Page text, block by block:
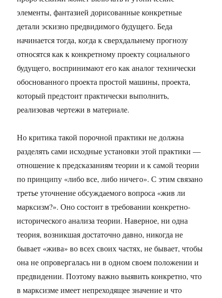
элементы, фантазией дорисованные конкретные
детали эскизно предвидимого будущего. Беда
начинается тогда, когда к сверхдальнему прогнозу
относятся как к конкретному проекту социального
будущего, воспринимают его как аналог технически
обоснованного проекта простой машины, проекта,
который предстоит практически выполнить,
реализовав чертежи в материале.
Но критика такой порочной практики не должна
разделять сами исходные установки этой практики —
отношение к предсказаниям теории и к самой теории
по принципу «либо все, либо ничего». С этим связано
третье уточнение обсуждаемого вопроса «жив ли
марксизм?». Оно состоит в требовании конкретно-
исторического анализа теории. Наверное, ни одна
теория, возникшая достаточно давно, никогда не
бывает «жива» во всех своих частях, не бывает, чтобы
она не опровергалась ни в одном своем положении и
предвидении. Поэтому важно выявить конкретно, что
в марксизме имеет непреходящее значение и что